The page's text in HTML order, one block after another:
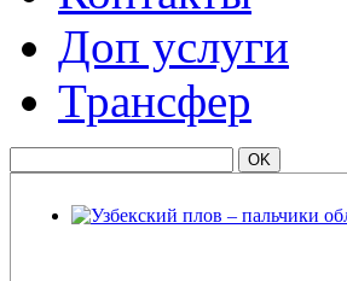
Доп услуги
Трансфер